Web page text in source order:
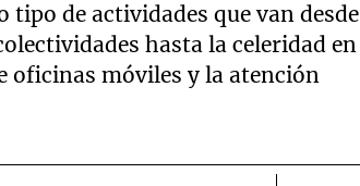
de actividades que van desde
hasta la celeridad en
oficinas móviles y la atención